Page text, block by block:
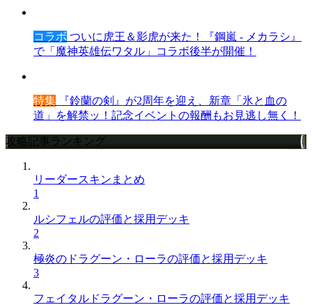
コラボ ついに虎王＆影虎が来た！『鋼嵐 - メカラシ』
で「魔神英雄伝ワタル」コラボ後半が開催！
特集 『鈴蘭の剣』が2周年を迎え、新章「氷と血の
道」を解禁ッ！記念イベントの報酬もお見逃し無く！
攻略記事ランキング
リーダースキンまとめ
1
ルシフェルの評価と採用デッキ
2
極炎のドラグーン・ローラの評価と採用デッキ
3
フェイタルドラグーン・ローラの評価と採用デッキ